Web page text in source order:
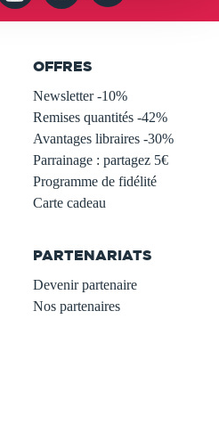
OFFRES
Newsletter -10%
Remises quantités -42%
Avantages libraires -30%
Parrainage : partagez 5€
Programme de fidélité
Carte cadeau
PARTENARIATS
Devenir partenaire
Nos partenaires